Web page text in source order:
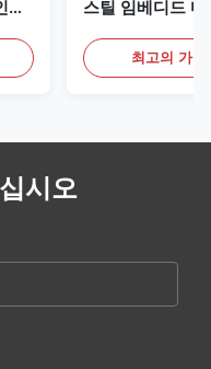
리
스틸 임베디드
최고의 가
시오